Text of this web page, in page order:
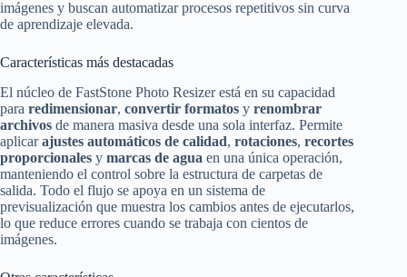
imágenes y buscan automatizar procesos repetitivos sin curva
de aprendizaje elevada.
Características más destacadas
El núcleo de FastStone Photo Resizer está en su capacidad
para redimensionar, convertir formatos y renombrar
archivos de manera masiva desde una sola interfaz. Permite
aplicarajustes automáticos de calidad, rotaciones, recortes
proporcionales y marcas de agua en una única operación,
manteniendo el control sobre la estructura de carpetas de
salida. Todo el flujo se apoya en un sistema de
previsualización que muestra los cambios antes de ejecutarlos,
lo que reduce errores cuando se trabaja con cientos de
imágenes.